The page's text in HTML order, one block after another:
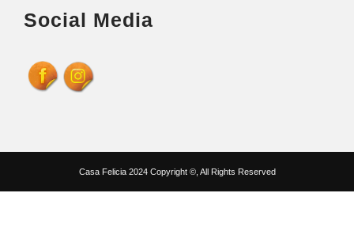
Social Media
Casa Felicia 2024 Copyright ©, All Rights Reserved